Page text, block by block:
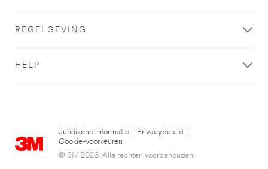
REGELGEVING
HELP
Juridische informatie Privacybeleid
Cookie-voorkeuren
© 3M 2026. Alle rechten voorbehouden.